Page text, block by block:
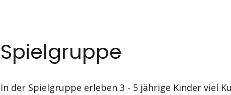
Spielgruppe
In der Spielgruppe erleben 3 - 5 jährige Kinder viel